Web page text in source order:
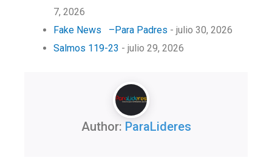
7, 2026
Fake News –Para Padres - julio 30, 2026
Salmos 119-23 - julio 29, 2026
Author: ParaLideres